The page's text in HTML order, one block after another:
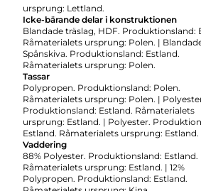
ursprung: Lettland.
Icke-bärande delar i konstruktionen
Blandade träslag, HDF. Produktionsland:
Råmaterialets ursprung: Polen. |
Spånskiva. Produktionsland: Estland.
Råmaterialets ursprung: Polen.
Tassar
Polypropen. Produktionsland: Polen.
Råmaterialets ursprung: Polen. |
Produktionsland: Estland. Råmaterialets
ursprung: Estland. | Polyester.
Estland. Råmaterialets ursprung: Estland.
Vaddering
88% Polyester. Produktionsland: Estland.
Råmaterialets ursprung: Estland. | 12%
Polypropen. Produktionsland: Estland.